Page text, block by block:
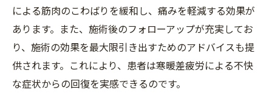
一人ひとりに合わせた個別施術の効果
接骨院での施術が再発を防ぐ理由
健康的な毎日を接骨院での寒暖差疲労施術で手
に入れる
日常生活での健康維持のポイント
による筋肉のこわばりを緩和し、痛みを軽減する効果が
あります。また、施術後のフォローアップが充実してお
り、施術の効果を最大限引き出すためのアドバイスも提
供されます。これにより、患者は寒暖差疲労による不快
な症状からの回復を実感できるのです。